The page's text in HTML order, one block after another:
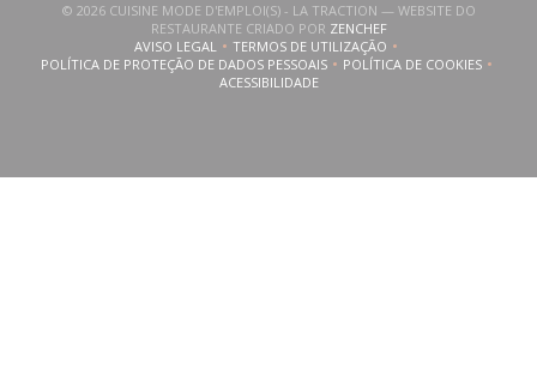
© 2026 CUISINE MODE D'EMPLOI(S) - LA TRACTION — WEBSITE DO
RESTAURANTE CRIADO POR ZENCHEF((ABRE NUMA NOVA
AVISO LEGAL((ABRE NUMA NOVA JANELA))
TERMOS DE UTILIZAÇÃO((ABRE NUMA NOVA JANELA))
POLÍTICA DE PROTEÇÃO DE DADOS PESSOAIS
((ABRE NUMA NOVA JANELA))POLÍTICA DE COOKIES
((ABRE NUMA
ACESSIBILIDADE((ABRE NUMA NOVA JANELA))